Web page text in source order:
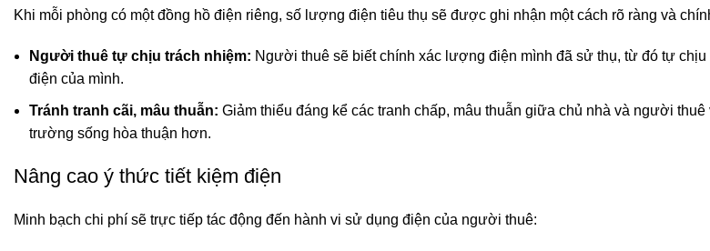
Khi mỗi phòng có một đồng hồ điện riêng, số lượng điện tiêu thụ sẽ được ghi nhận một cách rõ ràng và
Người thuê tự chịu trách nhiệm: Người thuê sẽ biết chính xác lượng điện mình đã sử thụ, từ đó tự
điện của mình.
Tránh tranh cãi, mâu thuẫn: Giảm thiểu đáng kể các tranh chấp, mâu thuẫn giữa chủ nhà và người thuê
trường sống hòa thuận hơn.
Nâng cao ý thức tiết kiệm điện
Minh bạch chi phí sẽ trực tiếp tác động đến hành vi sử dụng điện của người thuê: